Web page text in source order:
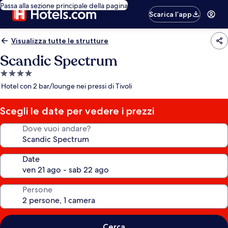
Passa alla sezione principale della pagina
Scarica l’app
Visualizza tutte le strutture
Scandic Spectrum
Struttura
a
stelle
Hotel con 2 bar/lounge nei pressi di Tivoli
Scegli le date per vedere i prezzi
Dove vuoi andare?
Date
Persone